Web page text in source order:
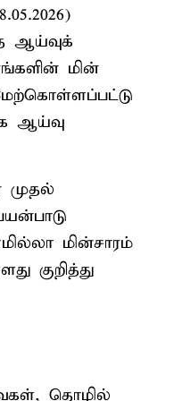
ஆய்வுக்
மின்
ஆய்வு
முதல்
மின்சாரம்
குறித்து
தொழில்